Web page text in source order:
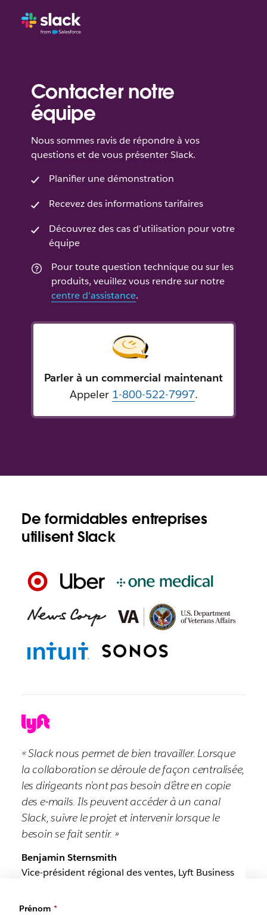
Contacter notre
équipe
Nous sommes ravis de répondre à vos
questions et de vous présenter Slack.
Planifier une démonstration
Recevez des informations tarifaires
Découvrez des cas d’utilisation pour votre
équipe
Pour toute question technique ou sur les
produits, veuillez vous rendre sur notre
centre d’assistance.
Parler à un commercial maintenant
Appeler 1-800-522-7997.
De formidables entreprises
utilisent Slack
« Slack nous permet de bien travailler. Lorsque
la collaboration se déroule de façon centralisée,
les dirigeants n’ont pas besoin d’être en copie
des e-mails. Ils peuvent accéder à un canal
Slack, suivre le projet et intervenir lorsque le
besoin se fait sentir. »
Benjamin Sternsmith
Vice-président régional des ventes, Lyft Business
Prénom *